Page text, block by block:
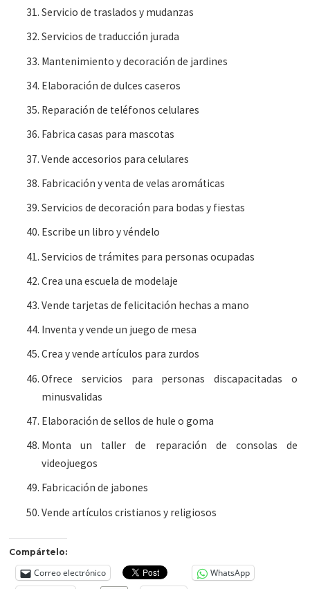
Servicio de traslados y mudanzas
Servicios de traducción jurada
Mantenimiento y decoración de jardines
Elaboración de dulces caseros
Reparación de teléfonos celulares
Fabrica casas para mascotas
Vende accesorios para celulares
Fabricación y venta de velas aromáticas
Servicios de decoración para bodas y fiestas
Escribe un libro y véndelo
Servicios de trámites para personas ocupadas
Crea una escuela de modelaje
Vende tarjetas de felicitación hechas a mano
Inventa y vende un juego de mesa
Crea y vende artículos para zurdos
Ofrece servicios para personas discapacitadas o
minusvalidas
Elaboración de sellos de hule o goma
Monta un taller de reparación de consolas de
videojuegos
Fabricación de jabones
Vende artículos cristianos y religiosos
Compártelo:
Correo electrónico
WhatsApp